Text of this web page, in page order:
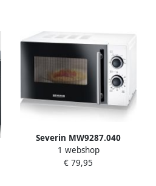
Severin MW9287.040
Magnetron
1 webshop
€ 79,95